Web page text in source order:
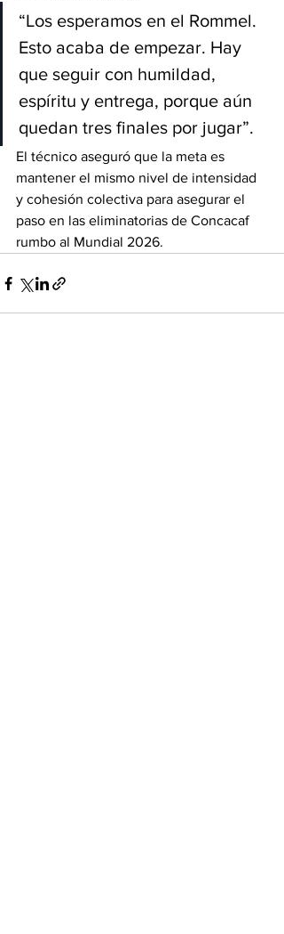
“Los esperamos en el Rommel.
Esto acaba de empezar. Hay
que seguir con humildad,
espíritu y entrega, porque aún
quedan tres finales por jugar”.
El técnico aseguró que la meta es
mantener el mismo nivel de intensidad
y cohesión colectiva para asegurar el
paso en las eliminatorias de Concacaf
rumbo al Mundial 2026.